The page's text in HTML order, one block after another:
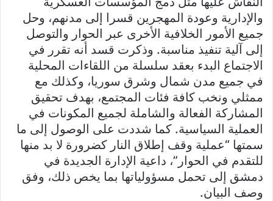
والإدارية وعودة المهجرين قسرا إلى مدنهم، وحل
جميع الأمور الخلافية الأخرى عبر الحوار والتوصل
إلى آلية تنفيذ مناسبة. وذكرت قسد أنه تقرر في
الاجتماع البدء بعقد سلسلة من اللقاءات المحلية
في جميع مدن شمال وشرق سوريا، وكذلك مع
ممثلي ونخب كافة فئات المجتمع، بهدف تحقيق
المشاركة الفعالة والشاملة لجميع المكونات في
العملية السياسية. كما شددت على الوصول إلى ما
سمتها “عملية وقف إطلاق النار كضرورة لا بد منها
للتقدم في الحوار”، داعية الإدارة الجديدة في
دمشق إلى تحمل مسؤولياتها بما يخص ذلك، وفق
وصف البيان.